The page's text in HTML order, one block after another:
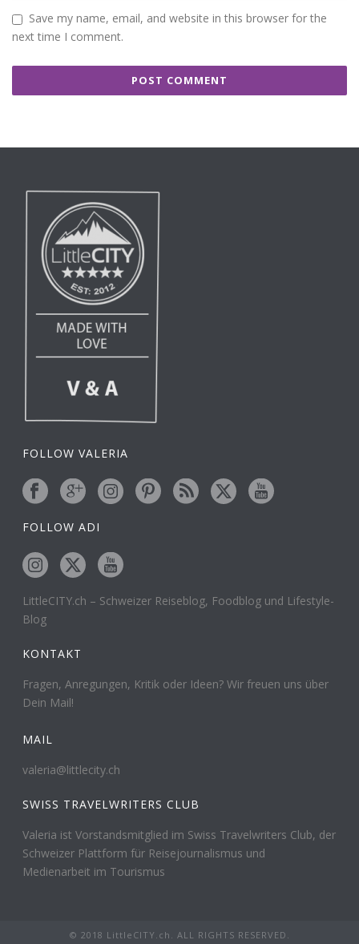
Save my name, email, and website in this browser for the
next time I comment.
FOLLOW VALERIA
FOLLOW ADI
LittleCITY.ch – Schweizer Reiseblog, Foodblog und Lifestyle-
Blog
KONTAKT
Fragen, Anregungen, Kritik oder Ideen? Wir freuen uns über
Dein Mail!
MAIL
valeria@littlecity.ch
SWISS TRAVELWRITERS CLUB
Valeria ist Vorstandsmitglied im Swiss Travelwriters Club, der
Schweizer Plattform für Reisejournalismus und
Medienarbeit im Tourismus
© 2018 LittleCITY.ch. ALL RIGHTS RESERVED.